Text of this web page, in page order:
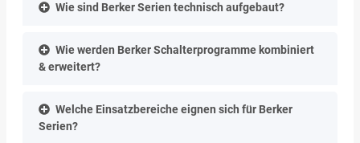
Wie sind Berker Serien technisch aufgebaut?
Wie werden Berker Schalterprogramme kombiniert
& erweitert?
Welche Einsatzbereiche eignen sich für Berker
Serien?